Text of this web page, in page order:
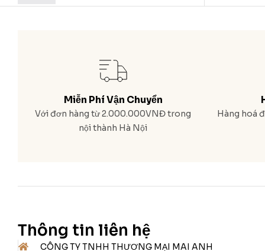
Miễn Phí Vận Chuyển
Với đơn hàng từ 2.000.000VNĐ trong
nội thành Hà Nội
Hàng hoá
Thông tin liên hệ
CÔNG TY TNHH THƯƠNG MẠI MAI ANH